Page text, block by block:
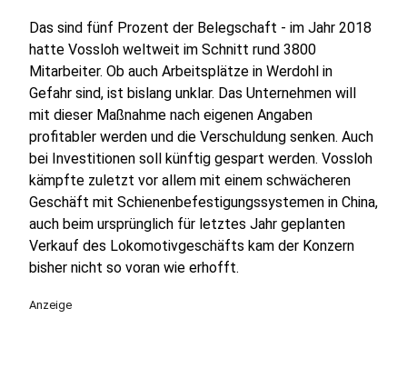
Das sind fünf Prozent der Belegschaft - im Jahr 2018
hatte Vossloh weltweit im Schnitt rund 3800
Mitarbeiter. Ob auch Arbeitsplätze in Werdohl in
Gefahr sind, ist bislang unklar. Das Unternehmen will
mit dieser Maßnahme nach eigenen Angaben
profitabler werden und die Verschuldung senken. Auch
bei Investitionen soll künftig gespart werden. Vossloh
kämpfte zuletzt vor allem mit einem schwächeren
Geschäft mit Schienenbefestigungssystemen in China,
auch beim ursprünglich für letztes Jahr geplanten
Verkauf des Lokomotivgeschäfts kam der Konzern
bisher nicht so voran wie erhofft.
Anzeige